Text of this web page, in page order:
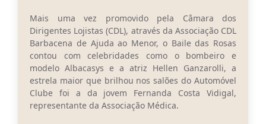
Mais uma vez promovido pela Câmara dos
Dirigentes Lojistas (CDL), através da Associação CDL
Barbacena de Ajuda ao Menor, o Baile das Rosas
contou com celebridades como o bombeiro e
modelo Albacasys e a atriz Hellen Ganzarolli, a
estrela maior que brilhou nos salões do Automóvel
Clube foi a da jovem Fernanda Costa Vidigal,
representante da Associação Médica.